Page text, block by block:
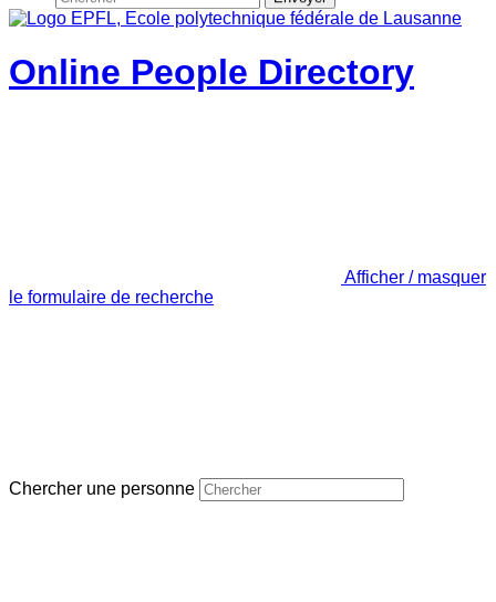
Online People Directory
Afficher / masquer
le formulaire de recherche
Chercher une personne